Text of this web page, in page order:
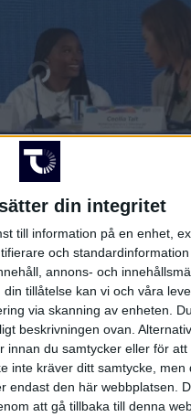
din integritet
till information på en enhet,
och
annons- och
din tillåtelse kan vi och våra
via skanning av enheten.
beskrivningen ovan.
du samtycker eller för att
inte kräver ditt samtycke,
endast den här webbplatsen.
att gå tillbaka till denna
HÄNDELSER
Period 1